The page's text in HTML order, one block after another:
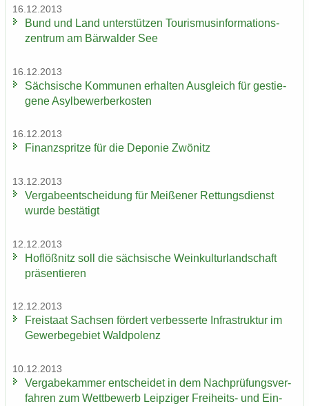
16.12.2013
Bund und Land un­ter­stüt­zen Tou­ris­mus­in­for­ma­ti­ons­
zen­trum am Bär­wal­der See
16.12.2013
Säch­si­sche Kom­mu­nen er­hal­ten Aus­gleich für ge­stie­
ge­ne Asyl­be­wer­ber­kos­ten
16.12.2013
Fi­nanz­sprit­ze für die De­po­nie Zwö­nitz
13.12.2013
Ver­ga­be­ent­schei­dung für Mei­ße­ner Ret­tungs­dienst
wurde be­stä­tigt
12.12.2013
Hof­löß­nitz soll die säch­si­sche Wein­kul­tur­land­schaft
prä­sen­tie­ren
12.12.2013
Frei­staat Sach­sen för­dert ver­bes­ser­te In­fra­struk­tur im
Ge­wer­be­ge­biet Wald­po­lenz
10.12.2013
Ver­ga­be­kam­mer ent­schei­det in dem Nach­prü­fungs­ver­
fah­ren zum Wett­be­werb Leip­zi­ger Freiheits-​ und Ein­